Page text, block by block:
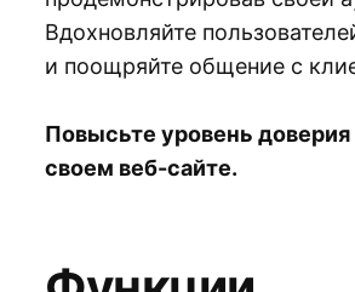
Вдохновляйте
и поощряйте общение с
Повысьте уровень
своем веб-сайте.